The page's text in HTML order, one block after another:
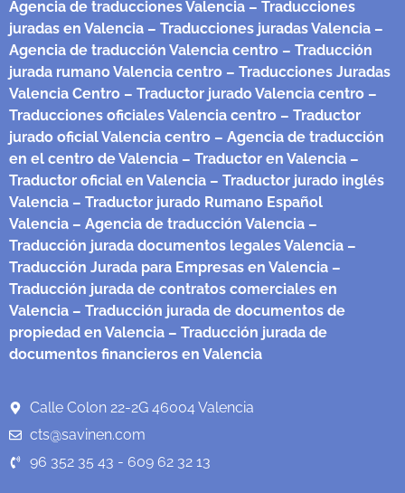
Agencia de traducciones Valencia – Traducciones
juradas en Valencia – Traducciones juradas Valencia –
Agencia de traducción Valencia centro – Traducción
jurada rumano Valencia centro – Traducciones Juradas
Valencia Centro – Traductor jurado Valencia centro –
Traducciones oficiales Valencia centro – Traductor
jurado oficial Valencia centro – Agencia de traducción
en el centro de Valencia – Traductor en Valencia –
Traductor oficial en Valencia – Traductor jurado inglés
Valencia – Traductor jurado Rumano Español
Valencia – Agencia de traducción Valencia –
Traducción jurada documentos legales Valencia –
Traducción Jurada para Empresas en Valencia –
Traducción jurada de contratos comerciales en
Valencia – Traducción jurada de documentos de
propiedad en Valencia – Traducción jurada de
documentos financieros en Valencia
Calle Colon 22-2G 46004 Valencia
cts@savinen.com
96 352 35 43 - 609 62 32 13